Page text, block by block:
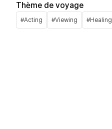
Thème de voyage
#Acting #Viewing #Healing